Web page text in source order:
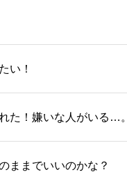
い！
た！嫌いな人がいる…。
ままでいいのかな？